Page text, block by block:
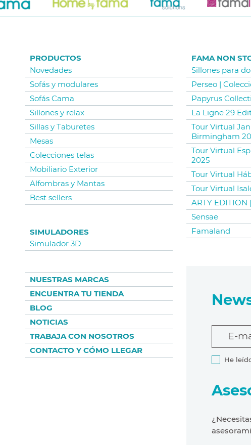
PRODUCTOS
Novedades
Sofás y modulares
Sofás Cama
Sillones y relax
Sillas y Taburetes
Mesas
Colecciones telas
Mobiliario Exterior
Alfombras y Mantas
Best sellers
SIMULADORES
Simulador 3D
NUESTRAS MARCAS
ENCUENTRA TU TIENDA
BLOG
NOTICIAS
TRABAJA CON NOSOTROS
CONTACTO Y CÓMO LLEGAR
FAMA NON
Sillones para
Perseo |
Papyrus
La Ligne 29
Tour Virtual
Birmingham
Tour Virtual
2025
Tour Virtual
Tour Virtual
ARTY EDITION
Sensae
Famaland
E-
He